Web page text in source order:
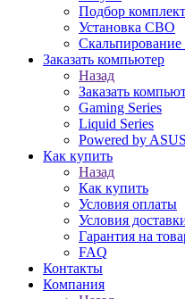
Подбор
Установка СВО
Скальпирование
Заказать компьютер
Назад
Заказать
Gaming Series
Liquid Series
Powered by ASUS
Как купить
Назад
Как купить
Условия оплаты
Условия
Гарантия на
FAQ
Контакты
Компания